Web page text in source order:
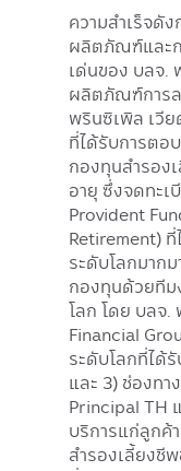
ความสำเร็จดั
ผลิตภัณฑ์และก
เด่นของ บลจ.
ผลิตภัณฑ์การ
พรินซิเพิล เวีย
ที่ได้รับการตอ
กองทุนสำรอง
อายุ ซึ่งจดทะเ
Provident
Retirement)
ระดับโลกมาก
กองทุนด้วยทีม
โลก โดย บลจ.
Financial
ระดับโลกที่ได้
และ 3) ช่องท
Principal TH
บริการแก่ลูกค้
สำรองเลี้ยงชี